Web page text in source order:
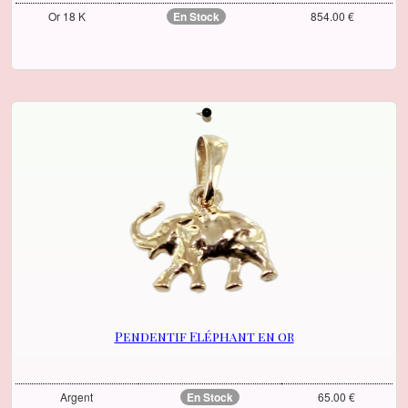
Or 18 K En Stock 854.00 €
Pendentif Eléphant en or
Argent En Stock 65.00 €